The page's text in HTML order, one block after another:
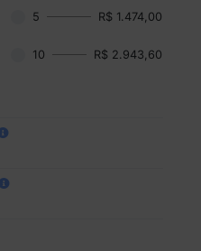
5 R$ 1.474,00
10 R$ 2.943,60